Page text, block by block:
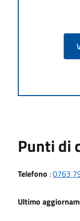
Punti di
Telefono :0763
Ultimo